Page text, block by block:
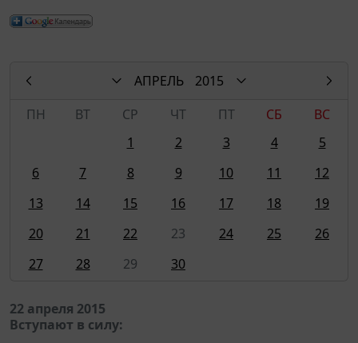
АПРЕЛЬ
2015
ПН
ВТ СР ЧТ ПТ СБ
ВС
1
2 3 4
5
6
7 8 9 10 11
12
13
14 15 16 17 18
19
20
21 22 23 24 25
26
27
28 29 30
22 апреля 2015
Вступают в силу: